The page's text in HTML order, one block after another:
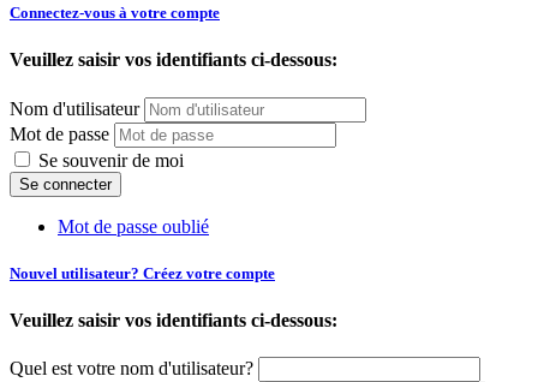
Connectez-vous à votre compte
Veuillez saisir vos identifiants ci-dessous:
Nom d'utilisateur
Mot de passe
Se souvenir de moi
Mot de passe oublié
Nouvel utilisateur? Créez votre compte
Veuillez saisir vos identifiants ci-dessous:
Quel est votre nom d'utilisateur?